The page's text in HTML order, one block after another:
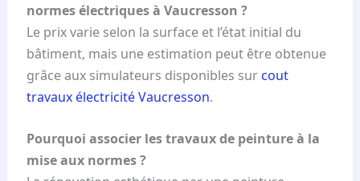
normes électriques à Vaucresson ?
Le prix varie selon la surface et l’état initial du
bâtiment, mais une estimation peut être obtenue
grâce aux simulateurs disponibles sur cout
travaux électricité Vaucresson.
Pourquoi associer les travaux de peinture à la
mise aux normes ?